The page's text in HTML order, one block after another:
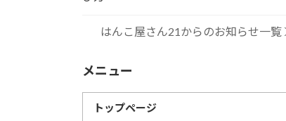
はんこ屋さん21からのお知らせ一
メニュー
トップページ